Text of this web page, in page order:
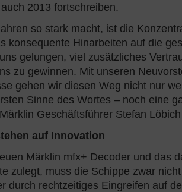
2013 fortschreiben.
so stark macht, ist die
konsequente Hinarbeiten auf die
gelungen, viel zusätzliches
zu gewinnen. Mit unseren
gehen wir diesen Weg nicht nur
Sinne des Wortes – noch eine
Geschäftsführer Stefan
auf Innovation
Märklin mfx+ Decoder und das
zulegt, muss die Schippe zwar
durch rechtzeitiges Eingreifen auf